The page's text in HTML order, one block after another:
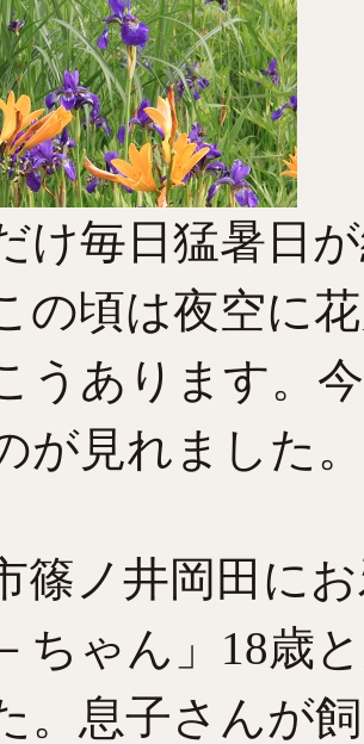
け毎日猛暑日
の頃は夜空に
うあります。
が見れました
篠ノ井岡田に
ちゃん」18歳
。息子さんが